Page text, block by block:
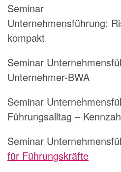
Seminar
Unternehmensführung:
kompakt
Seminar
Unternehmer-BWA
Seminar
Führungsalltag –
Seminar
für Führungskräfte